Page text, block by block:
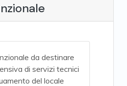
da destinare
di servizi tecnici
del locale